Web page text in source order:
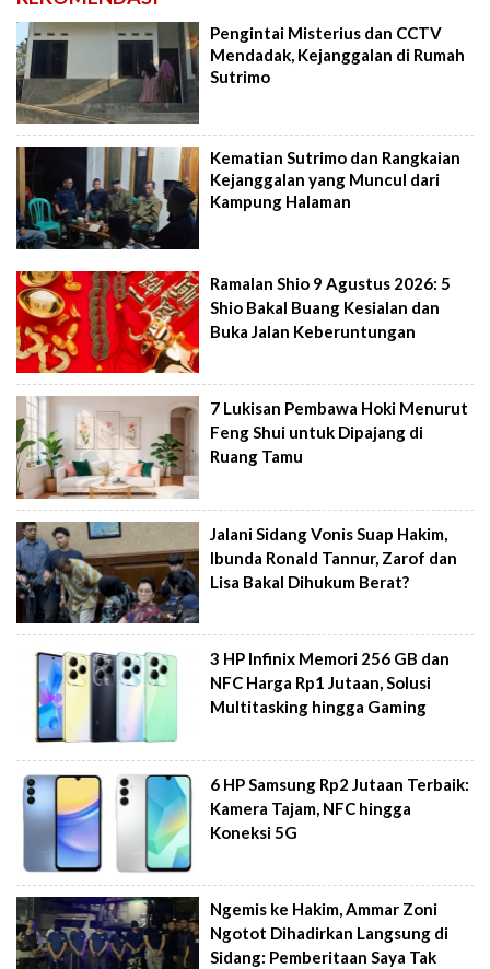
Pengintai Misterius dan CCTV
Mendadak, Kejanggalan di Rumah
Sutrimo
Kematian Sutrimo dan Rangkaian
Kejanggalan yang Muncul dari
Kampung Halaman
Ramalan Shio 9 Agustus 2026: 5
Shio Bakal Buang Kesialan dan
Buka Jalan Keberuntungan
7 Lukisan Pembawa Hoki Menurut
Feng Shui untuk Dipajang di
Ruang Tamu
Jalani Sidang Vonis Suap Hakim,
Ibunda Ronald Tannur, Zarof dan
Lisa Bakal Dihukum Berat?
3 HP Infinix Memori 256 GB dan
NFC Harga Rp1 Jutaan, Solusi
Multitasking hingga Gaming
6 HP Samsung Rp2 Jutaan Terbaik:
Kamera Tajam, NFC hingga
Koneksi 5G
Ngemis ke Hakim, Ammar Zoni
Ngotot Dihadirkan Langsung di
Sidang: Pemberitaan Saya Tak